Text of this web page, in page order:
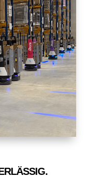
wir alle
Pakete –
starke